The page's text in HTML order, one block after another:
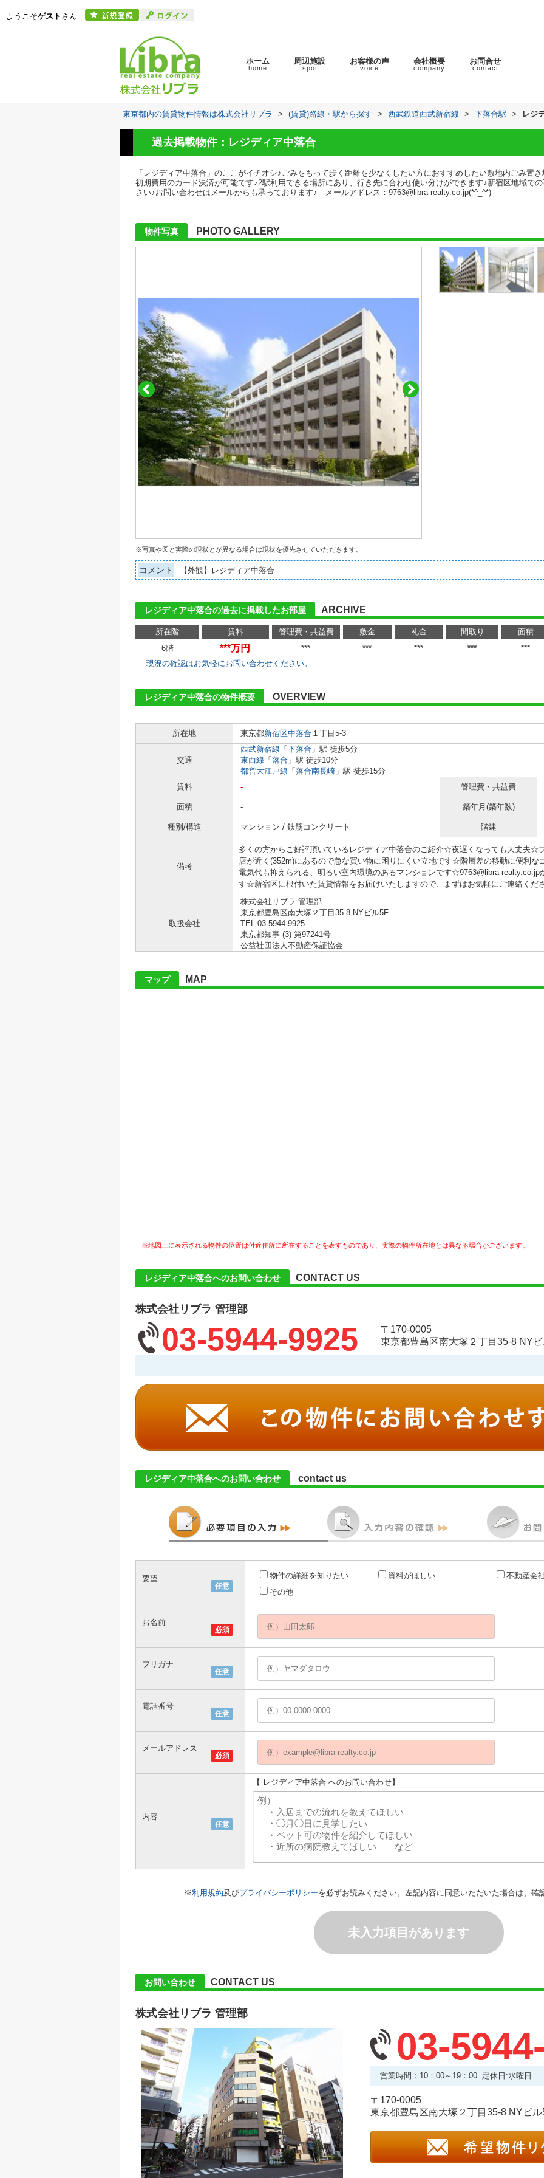
ようこそゲスト さん
ホーム
home
周辺施設
spot
お客様の声
voice
会社概要
company
お問合せ
contact
東京都内の賃貸物件情報は株式会社リブラ > (賃貸)路線・駅から探す > 西武鉄道西武新宿線 > 下落合駅 > レジ
過去掲載物件：レジディア中落合
「レジディア中落合」のここがイチオシ♪ごみをもって歩く距離を少なくしたい方におすすめしたい敷地内ごみ置
初期費用のカード決済が可能です♪2駅利用できる場所にあり、行き先に合わせ使い分けができます♪新宿区地域で
さい♪お問い合わせはメールからも承っております♪ メールアドレス：9763@libra-realty.co.jp(*^_^*)
物件写真 PHOTO GALLERY
※写真や図と実際の現状とが異なる場合は現状を優先させていただきます。
コメント 【外観】レジディア中落合
レジディア中落合の過去に掲載したお部屋 ARCHIVE
所在階 賃料 管理費・共益費 敷金 礼金 間取り
面積
6階
***万円 *** *** *** ***
***
現況の確認はお気軽にお問い合わせください。
レジディア中落合の物件概要 OVERVIEW
所在地 東京都新宿区中落合 １丁目5-3
交通
西武新宿線 「 下落合 」駅 徒歩5分
東西線 「 落合 」駅 徒歩10分
都営大江戸線 「 落合南長崎 」駅 徒歩15分
賃料
- 管理費・共益費
面積 - 築年月(築年数)
種別/構造 マンション / 鉄筋コンクリート 階建
備考
多くの方からご好評頂いているレジディア中落合のご紹介☆夜遅くなっても大丈夫☆
店が近く(352m)にあるので急な買い物に困りにくい立地です☆階層差の移動に便利
電気代も抑えられる、明るい室内環境のあるマンションです☆9763@libra-realty.co.jp
す☆新宿区に根付いた賃貸情報をお届けいたしますので、まずはお気軽にご連絡くだ
取扱会社
株式会社リブラ 管理部
東京都豊島区南大塚２丁目35-8 NYビル5F
TEL:03-5944-9925
東京都知事 (3) 第97241号
公益社団法人不動産保証協会
マップ MAP
※地図上に表示される物件の位置は付近住所に所在することを表すものであり、実際の物件所在地とは異なる場合がございます。
レジディア中落合へのお問い合わせ CONTACT US
株式会社リブラ 管理部
03-5944-9925
〒170-0005
東京都豊島区南大塚２丁目35-8 NY
レジディア中落合へのお問い合わせ contact us
任意
要望 物件の詳細を知りたい 資料がほしい
不動産会
その他
必須
お名前
任意
フリガナ
任意
電話番号
必須
メールアドレス
任意
内容
【 レジディア中落合 へのお問い合わせ】
※利用規約及びプライバシーポリシーを必ずお読みください。左記内容に同意いただいた場合は、確
未入力項目があります
お問い合わせ CONTACT US
株式会社リブラ 管理部
03-
営業時間：10：00～19：00 定休日:水曜日
〒170-0005
東京都豊島区南大塚２丁目35-8 NYビ